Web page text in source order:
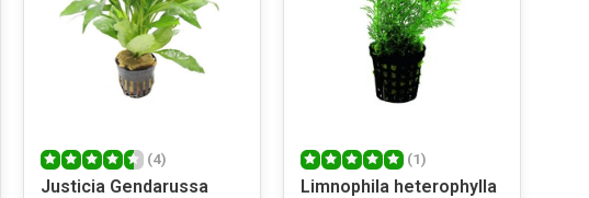
(4)
Justicia Gendarussa
(1)
Limnophila heterophylla